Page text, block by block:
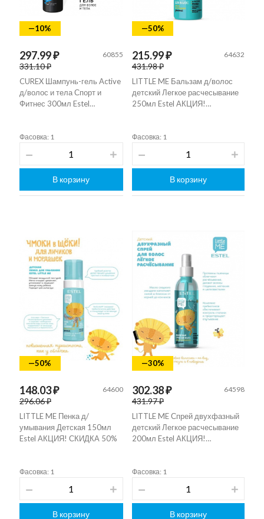
—10%
297.99 ₽
331.10 ₽
60855
CUREX Шампунь-гель Active
д/волос и тела Спорт и
Фитнес 300мл Estel…
Фасовка: 1
В корзину
—50%
215.99 ₽
431.98 ₽
64632
LITTLE ME Бальзам д/волос
детский Легкое расчесывание
250мл Estel АКЦИЯ!…
Фасовка: 1
В корзину
—50%
148.03 ₽
296.06 ₽
64600
LITTLE ME Пенка д/
умывания Детская 150мл
Estel АКЦИЯ! СКИДКА 50%
Фасовка: 1
В корзину
—30%
302.38 ₽
431.97 ₽
64598
LITTLE ME Спрей двухфазный
детский Легкое расчесывание
200мл Estel АКЦИЯ!…
Фасовка: 1
В корзину